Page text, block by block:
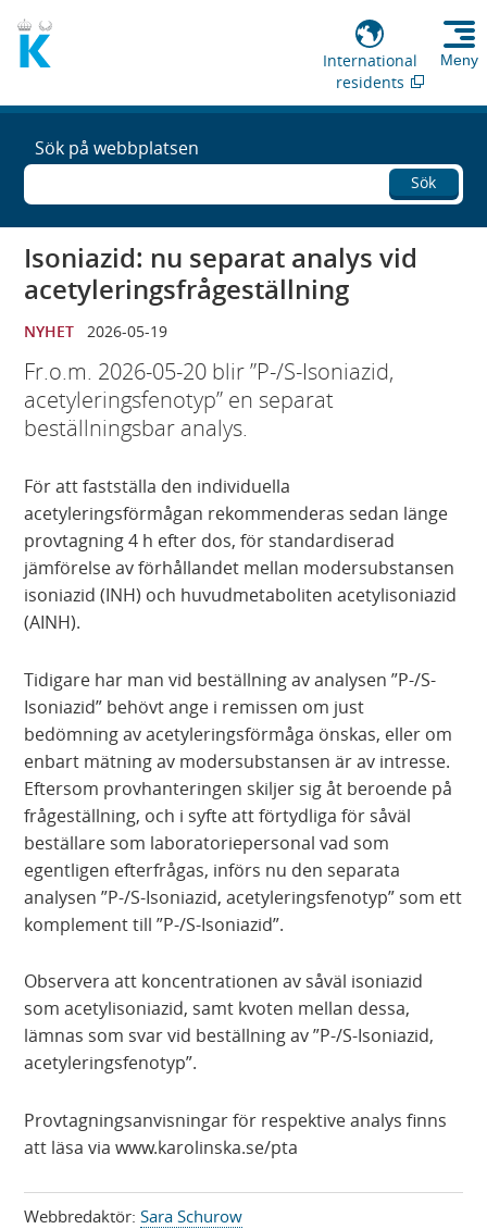
International
residents
Meny
Sök på webbplatsen
Sök
Isoniazid: nu separat analys vid
acetyleringsfrågeställning
NYHET 2026-05-19
Fr.o.m. 2026-05-20 blir ”P-/S-Isoniazid,
acetyleringsfenotyp” en separat
beställningsbar analys.
För att fastställa den individuella
acetyleringsförmågan rekommenderas sedan länge
provtagning 4 h efter dos, för standardiserad
jämförelse av förhållandet mellan modersubstansen
isoniazid (INH) och huvudmetaboliten acetylisoniazid
(AINH).
Tidigare har man vid beställning av analysen ”P-/S-
Isoniazid” behövt ange i remissen om just
bedömning av acetyleringsförmåga önskas, eller om
enbart mätning av modersubstansen är av intresse.
Eftersom provhanteringen skiljer sig åt beroende på
frågeställning, och i syfte att förtydliga för såväl
beställare som laboratoriepersonal vad som
egentligen efterfrågas, införs nu den separata
analysen ”P-/S-Isoniazid, acetyleringsfenotyp” som ett
komplement till ”P-/S-Isoniazid”.
Observera att koncentrationen av såväl isoniazid
som acetylisoniazid, samt kvoten mellan dessa,
lämnas som svar vid beställning av ”P-/S-Isoniazid,
acetyleringsfenotyp”.
Provtagningsanvisningar för respektive analys finns
att läsa via www.karolinska.se/pta
Webbredaktör:Sara Schurow